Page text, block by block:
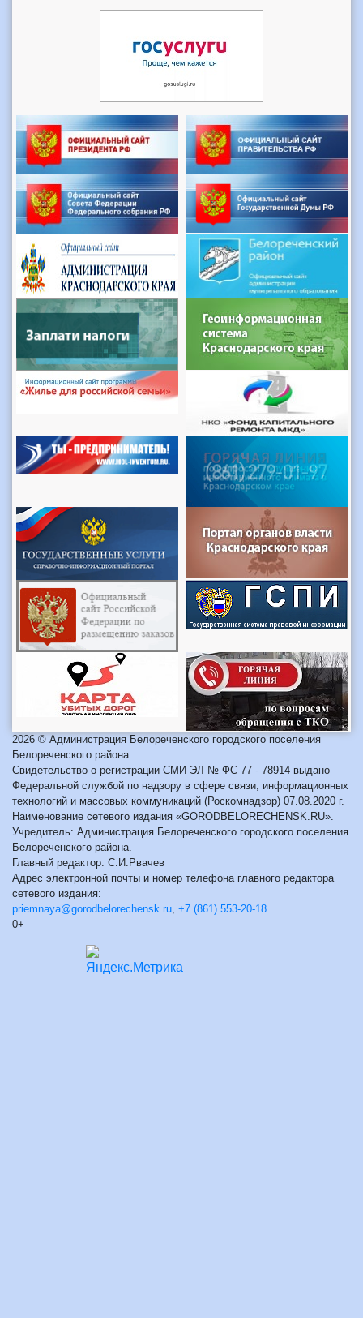
2026 © Администрация Белореченского городского поселения
Белореченского района.
Свидетельство о регистрации СМИ ЭЛ № ФС 77 - 78914 выдано
Федеральной службой по надзору в сфере связи, информационных
технологий и массовых коммуникаций (Роскомнадзор) 07.08.2020 г.
Наименование сетевого издания «GORODBELORECHENSK.RU».
Учредитель: Администрация Белореченского городского поселения
Белореченского района.
Главный редактор: С.И.Рвачев
Адрес электронной почты и номер телефона главного редактора
сетевого издания:
priemnaya@gorodbelorechensk.ru +7 (861) 553-20-18
0+